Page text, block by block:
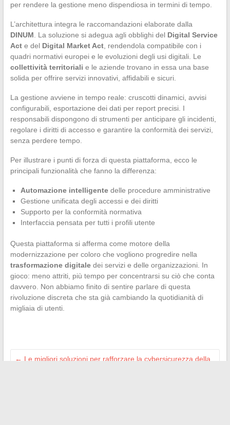
per rendere la gestione meno dispendiosa in termini di tempo.
L’architettura integra le raccomandazioni elaborate dalla
DINUM . La soluzione si adegua agli obblighi del Digital Service
Acte del Digital Market Act, rendendola compatibile con i
quadri normativi europei e le evoluzioni degli usi digitali. Le
collettività territoriali e le aziende trovano in essa una base
solida per offrire servizi innovativi, affidabili e sicuri.
La gestione avviene in tempo reale: cruscotti dinamici, avvisi
configurabili, esportazione dei dati per report precisi. I
responsabili dispongono di strumenti per anticipare gli incidenti,
regolare i diritti di accesso e garantire la conformità dei servizi,
senza perdere tempo.
Per illustrare i punti di forza di questa piattaforma, ecco le
principali funzionalità che fanno la differenza:
Automazione intelligentedelle procedure amministrative
Gestione unificata degli accessi e dei diritti
Supporto per la conformità normativa
Interfaccia pensata per tutti i profili utente
Questa piattaforma si afferma come motore della
modernizzazione per coloro che vogliono progredire nella
trasformazione digitaledei servizi e delle organizzazioni. In
gioco: meno attriti, più tempo per concentrarsi su ciò che conta
davvero. Non abbiamo finito di sentire parlare di questa
rivoluzione discreta che sta già cambiando la quotidianità di
migliaia di utenti.
← Le migliori soluzioni per rafforzare la cybersicurezza della